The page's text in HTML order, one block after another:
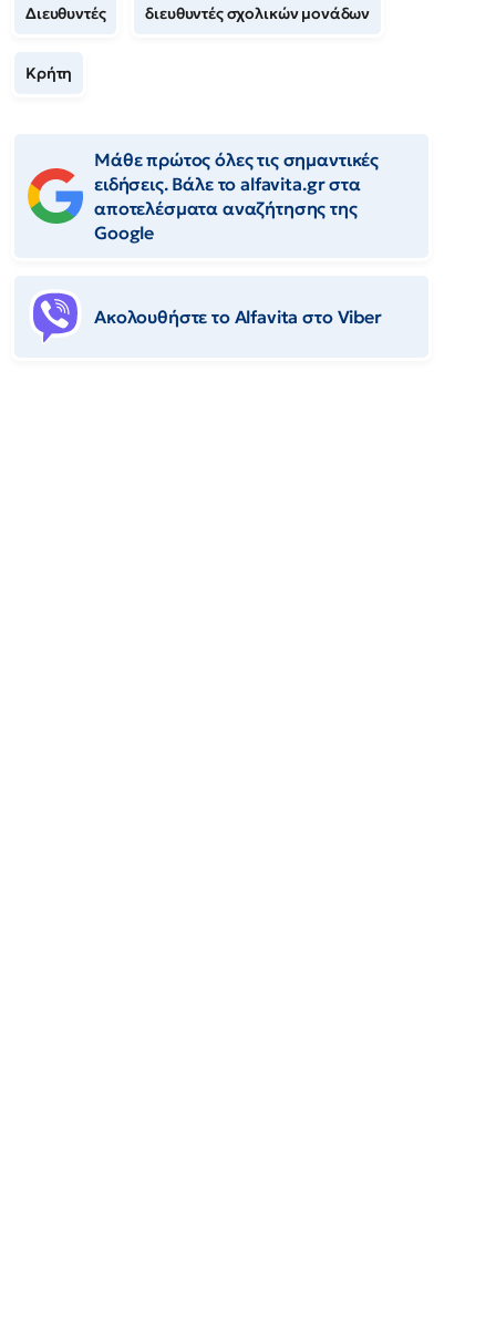
Διευθυντές διευθυντές σχολικών μονάδων
Κρήτη
Μάθε πρώτος όλες τις σημαντικές
ειδήσεις. Βάλε το alfavita.gr στα
αποτελέσματα αναζήτησης της
Google
Ακολουθήστε το Αlfavita στο Viber